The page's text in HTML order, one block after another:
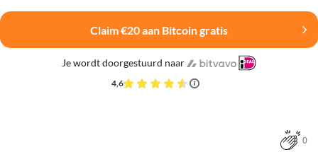
Claim €20 aan Bitcoin gratis
Je wordt doorgestuurd naar
4,6
0